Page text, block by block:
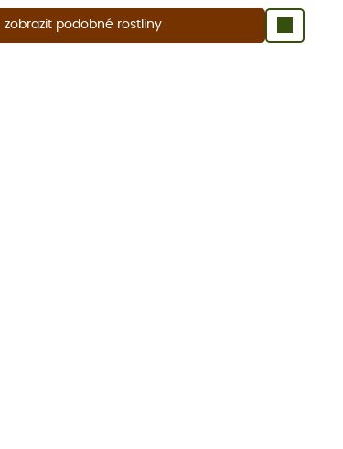
zobrazit podobné rostliny